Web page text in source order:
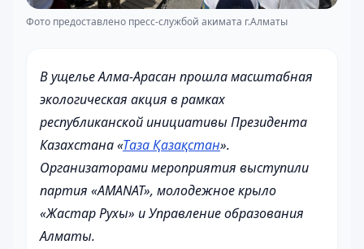
Фото предоставлено пресс-службой акимата г.Алматы
В ущелье Алма-Арасан прошла масштабная
экологическая акция в рамках
республиканской инициативы Президента
Казахстана «Таза Қазақстан».
Организаторами мероприятия выступили
партия «AMANAT», молодежное крыло
«Жастар Рухы» и Управление образования
Алматы.